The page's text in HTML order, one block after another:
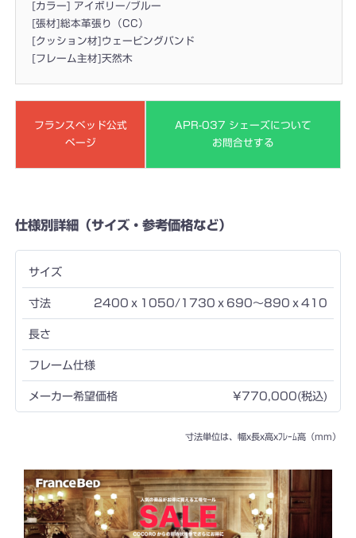
[カラー] アイボリー/ブルー
[張材]総本革張り（CC）
[クッション材]ウェービングバンド
[フレーム主材]天然木
フランスベッド公式
ページ
APR-037 シェーズについて
お問合せする
仕様別詳細（サイズ・参考価格など）
2400ｘ1050/1730ｘ690〜890ｘ410
¥770,000(税込)
寸法単位は、幅x長x高xﾌﾚｰﾑ高（mm）